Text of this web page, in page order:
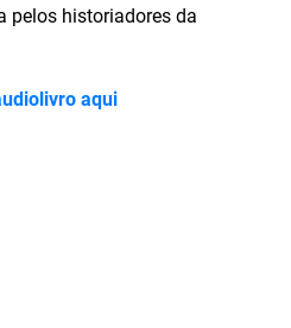
pelos historiadores da
aqui